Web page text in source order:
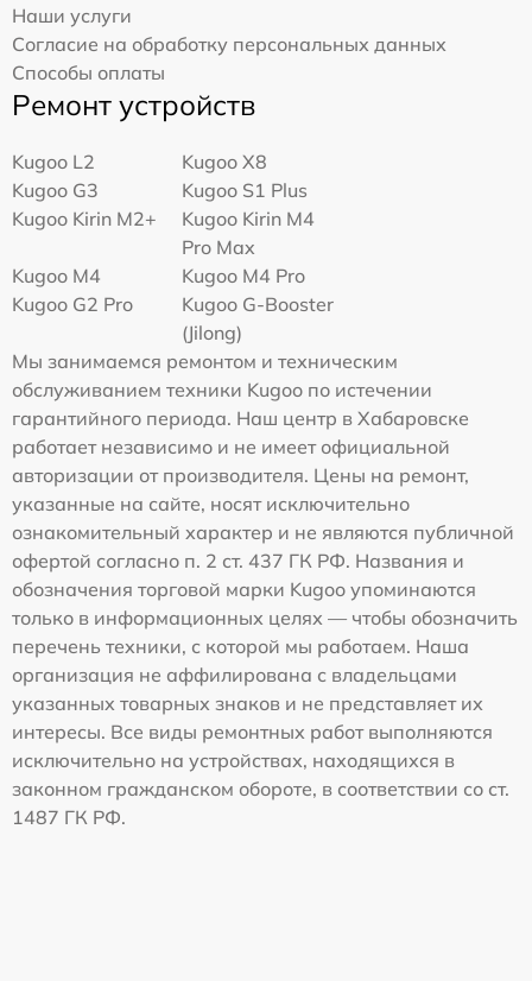
Наши услуги
Согласие на обработку персональных данных
Способы оплаты
Ремонт устройств
Kugoo L2
Kugoo X8
Kugoo G3
Kugoo S1 Plus
Kugoo Kirin M2+
Kugoo Kirin M4
Pro Max
Kugoo M4
Kugoo M4 Pro
Kugoo G2 Pro
Kugoo G-Booster
(Jilong)
Мы занимаемся ремонтом и техническим
обслуживанием техники Kugoo по истечении
гарантийного периода. Наш центр в Хабаровске
работает независимо и не имеет официальной
авторизации от производителя. Цены на ремонт,
указанные на сайте, носят исключительно
ознакомительный характер и не являются публичной
офертой согласно п. 2 ст. 437 ГК РФ. Названия и
обозначения торговой марки Kugoo упоминаются
только в информационных целях — чтобы обозначить
перечень техники, с которой мы работаем. Наша
организация не аффилирована с владельцами
указанных товарных знаков и не представляет их
интересы. Все виды ремонтных работ выполняются
исключительно на устройствах, находящихся в
законном гражданском обороте, в соответствии со ст.
1487 ГК РФ.